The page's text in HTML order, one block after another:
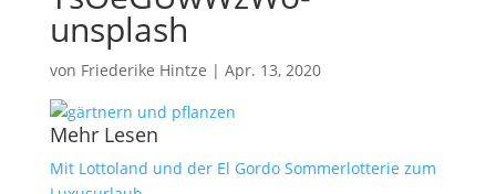
unsplash
von Friederike Hintze | Apr. 13, 2020
Mehr Lesen
Mit Lottoland und der El Gordo Sommerlotterie zum